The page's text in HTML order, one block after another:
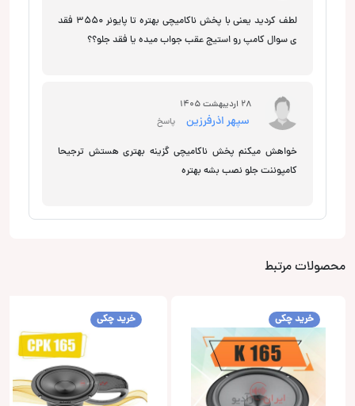
لطف کردید یعنی با پخش ناکامیچی بهتره تا پایونر ۳۵۵۰ فقد
ی سوال کامپ رو استیج عقب جواب میده یا فقد جلو؟؟
28 اردیبهشت 1405
سپهر اذرفرزین پاسخ
خواهش میکنم پخش ناکامیچی گزینه بهتری هستش ترجیحا
کامپوننت جلو نصب بشه بهتره
محصولات مرتبط
خرید چکی خرید چکی